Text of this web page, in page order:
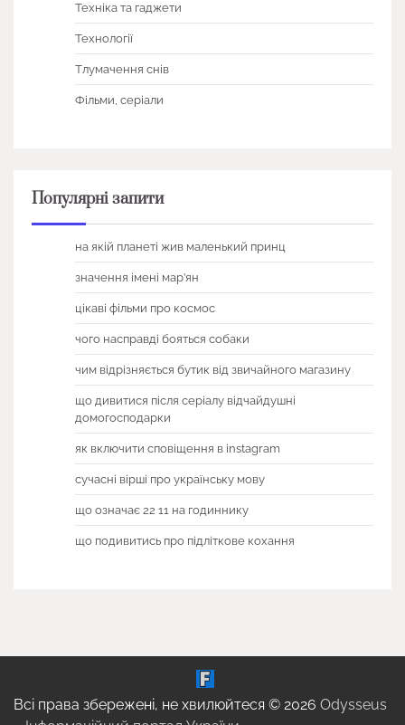
Техніка та гаджети
Технології
Тлумачення снів
Фільми, серіали
Популярні запити
на якій планеті жив маленький принц
значення імені мар’ян
цікаві фільми про космос
чого насправді бояться собаки
чим відрізняється бутик від звичайного магазину
що дивитися після серіалу відчайдушні
домогосподарки
як включити сповіщення в instagram
сучасні вірші про українську мову
що означає 22 11 на годиннику
що подивитись про підліткове кохання
Всі права збережені, не хвилюйтеся © 2026 Odysseus